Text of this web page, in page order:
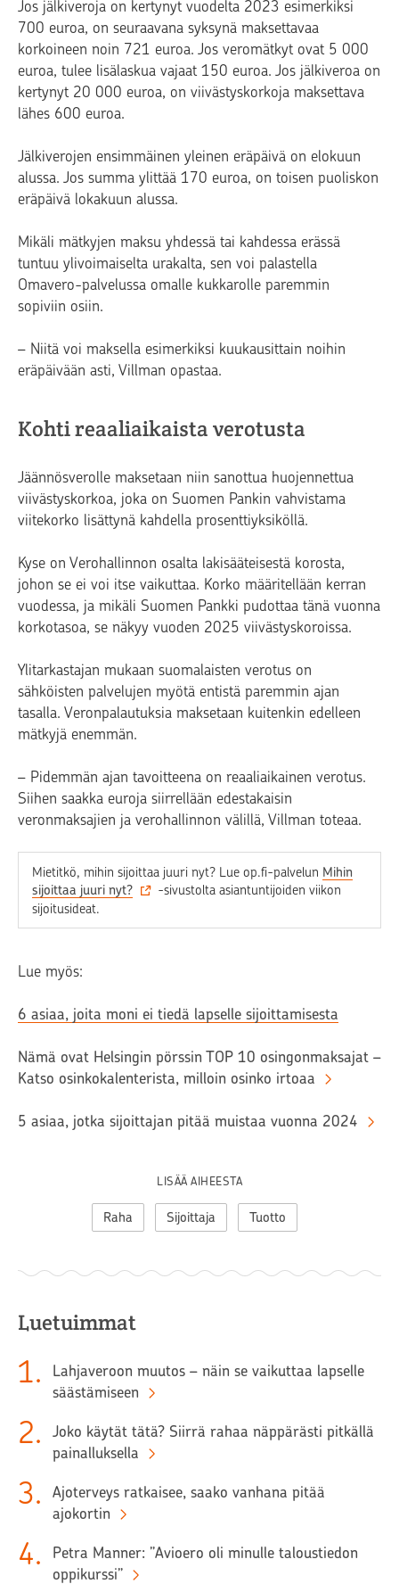
Jos jälkiveroja on kertynyt vuodelta 2023 esimerkiksi
700 euroa, on seuraavana syksynä maksettavaa
korkoineen noin 721 euroa. Jos veromätkyt ovat 5 000
euroa, tulee lisälaskua vajaat 150 euroa. Jos jälkiveroa on
kertynyt 20 000 euroa, on viivästyskorkoja maksettava
lähes 600 euroa.
Jälkiverojen ensimmäinen yleinen eräpäivä on elokuun
alussa. Jos summa ylittää 170 euroa, on toisen puoliskon
eräpäivä lokakuun alussa.
Mikäli mätkyjen maksu yhdessä tai kahdessa erässä
tuntuu ylivoimaiselta urakalta, sen voi palastella
Omavero-palvelussa omalle kukkarolle paremmin
sopiviin osiin.
– Niitä voi maksella esimerkiksi kuukausittain noihin
eräpäivään asti, Villman opastaa.
Kohti reaaliaikaista verotusta
Jäännösverolle maksetaan niin sanottua huojennettua
viivästyskorkoa, joka on Suomen Pankin vahvistama
viitekorko lisättynä kahdella prosenttiyksiköllä.
Kyse on Verohallinnon osalta lakisääteisestä korosta,
johon se ei voi itse vaikuttaa. Korko määritellään kerran
vuodessa, ja mikäli Suomen Pankki pudottaa tänä vuonna
korkotasoa, se näkyy vuoden 2025 viivästyskoroissa.
Ylitarkastajan mukaan suomalaisten verotus on
sähköisten palvelujen myötä entistä paremmin ajan
tasalla. Veronpalautuksia maksetaan kuitenkin edelleen
mätkyjä enemmän.
– Pidemmän ajan tavoitteena on reaaliaikainen verotus.
Siihen saakka euroja siirrellään edestakaisin
veronmaksajien ja verohallinnon välillä, Villman toteaa.
Mietitkö, mihin sijoittaa juuri nyt? Lue op.fi-palvelun Mihin
sijoittaa juuri nyt?
-sivustolta asiantuntijoiden viikon
sijoitusideat.
Lue myös:
6 asiaa, joita moni ei tiedä lapselle sijoittamisesta
Nämä ovat Helsingin pörssin TOP 10 osingonmaksajat –
Katso osinkokalenterista, milloin osinko irtoaa
5 asiaa, jotka sijoittajan pitää muistaa vuonna 2024
LISÄÄ AIHEESTA
Raha Sijoittaja Tuotto
Luetuimmat
1.
Lahjaveroon muutos – näin se vaikuttaa lapselle
säästämiseen
2.
Joko käytät tätä? Siirrä rahaa näppärästi pitkällä
painalluksella
3.
Ajoterveys ratkaisee, saako vanhana pitää
ajokortin
4.
Petra Manner: ”Avioero oli minulle taloustiedon
oppikurssi”